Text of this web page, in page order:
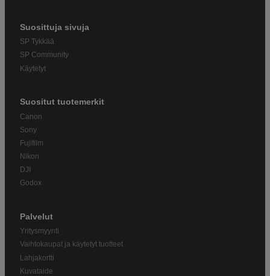
Suosittuja sivuja
SP Tykkää
SP Community
Käytetyt
Suositut tuotemerkit
Canon
Sony
Fujifilm
Nikon
DJI
Godox
Palvelut
Yritysmyynti
Vaihtokaupat ja käytetyt tuotteet
Lahjakortti
Kuvataide